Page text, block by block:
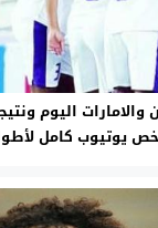
والامارات اليوم
يوتيوب كامل